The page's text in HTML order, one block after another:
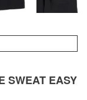
SWEAT EASY